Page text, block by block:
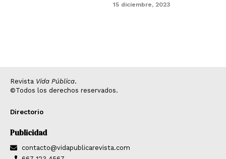
15 diciembre, 2023
Revista Vida Pública.
©Todos los derechos reservados.
Directorio
Publicidad
contacto@vidapublicarevista.com